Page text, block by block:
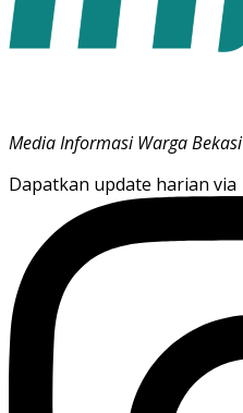
Media Informasi Warga Bekasi
Dapatkan update harian via